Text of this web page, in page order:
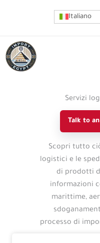
Italiano
Servizi
Talk to
Import
guide
details
Scopri tutto
logistici e le
di prodotti
informazioni
marittime,
processo di